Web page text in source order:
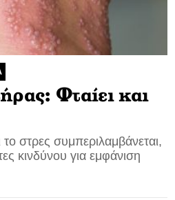
Φταίει και
στρες συμπεριλαμβάνεται,
κινδύνου για εμφάνιση